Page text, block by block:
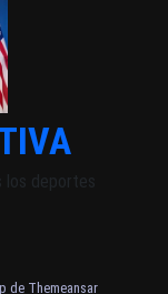
los deportes
de Themeansar